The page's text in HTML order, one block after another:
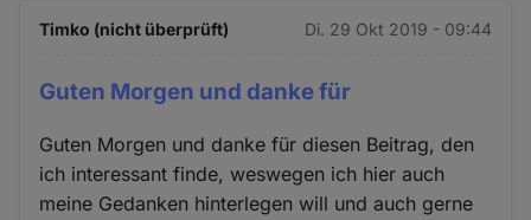
Timko (nicht überprüft) Di. 29 Okt 2019 - 09:44
Guten Morgen und danke für
Guten Morgen und danke für diesen Beitrag, den
ich interessant finde, weswegen ich hier auch
meine Gedanken hinterlegen will und auch gerne